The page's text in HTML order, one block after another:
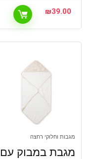
₪39.00
מגבות וחלוקי רחצה
מגבת במבוק עם